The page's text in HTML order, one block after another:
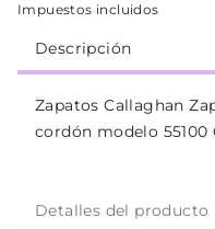
Impuestos incluidos
Descripción
Zapatos Callaghan
cordón modelo 55100
Detalles del producto